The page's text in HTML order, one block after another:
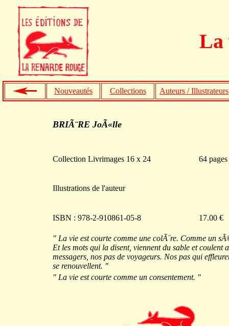
La
Nouveautés Collections Auteurs / Illustrateurs
BRIÃ¨RE JoÃ«lle
Collection Livrimages 16 x 24 64 pages
Illustrations de l'auteur
ISBN : 978-2-910861-05-8 17.00 €
" La vie est courte comme une colÃ¨re. Comme un
Et les mots qui la disent, viennent du sable et coulent
messagers, nos pas de voyageurs. Nos pas qui
se renouvellent. "
" La vie est courte comme un consentement. "